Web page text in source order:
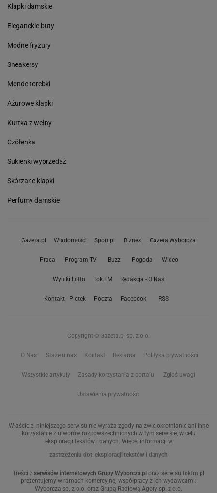
Klapki damskie
Eleganckie buty
Modne fryzury
Sneakersy
Monde torebki
Ażurowe klapki
Kurtka z wełny
Czółenka
Sukienki wyprzedaż
Skórzane klapki
Perfumy damskie
Gazeta.pl Wiadomości Sport.pl Biznes Gazeta Wyborcza
Praca Program TV Buzz Pogoda Wideo
Wyniki Lotto Tok.FM Redakcja - O Nas
Kontakt - Plotek Poczta Facebook RSS
Copyright © Gazeta.pl sp. z o.o.
O Nas Staże u nas Kontakt Reklama Polityka prywatności
Wszystkie artykuły Zasady korzystania z portalu Zgłoś uwagi
Ustawienia prywatności
Właściciel niniejszego serwisu nie wyraża zgody na zwielokrotnianie ani inne
korzystanie z utworów rozpowszechnionych w tym serwisie, w celu
eksploracji tekstów i danych. Więcej informacji w
zastrzeżeniu dot. eksploracji tekstów i danych
Treści z serwisów internetowych Grupy Wyborcza.pl oraz serwisu tokfm.pl
prezentujemy w ramach komercyjnej współpracy z ich wydawcami:
Wyborcza sp. z o.o. oraz Grupą Radiową Agory sp. z o.o.